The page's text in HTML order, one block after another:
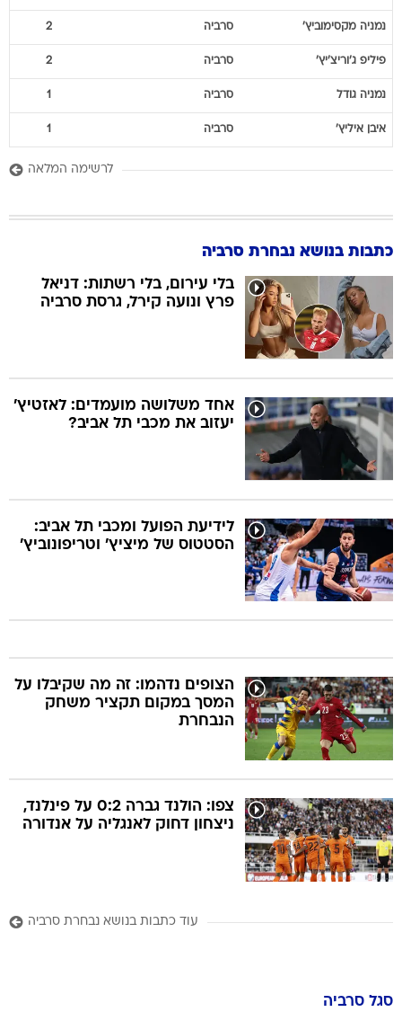
נמניה מקסימוביץ' סרביה 2
פיליפ ג'וריצ'יץ' סרביה 2
נמניה גודל סרביה 1
איבן איליץ' סרביה 1
לרשימה המלאה
כתבות בנושא נבחרת סרביה
בלי עירום, בלי רשתות: דניאל
פרץ ונועה קירל, גרסת סרביה
אחד משלושה מועמדים: לאזטיץ'
יעזוב את מכבי תל אביב?
לידיעת הפועל ומכבי תל אביב:
הסטטוס של מיציץ' וטריפונוביץ'
הצופים נדהמו: זה מה שקיבלו על
המסך במקום תקציר משחק
הנבחרת
צפו: הולנד גברה 0:2 על פינלנד,
ניצחון דחוק לאנגליה על אנדורה
עוד כתבות בנושא נבחרת סרביה
סגל סרביה